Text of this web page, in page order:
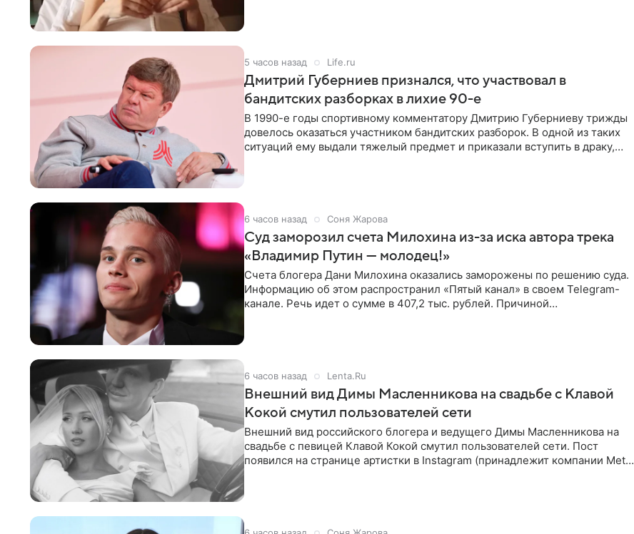
5 часов назад Life.ru
Дмитрий Губерниев признался, что участвовал в
бандитских разборках в лихие 90-е
В 1990-е годы спортивному комментатору Дмитрию Губерниеву трижды
довелось оказаться участником бандитских разборок. В одной из таких
ситуаций ему выдали тяжелый предмет и приказали вступить в драку,
6 часов назад Соня Жарова
Суд заморозил счета Милохина из-за иска автора трека
«Владимир Путин — молодец!»
Счета блогера Дани Милохина оказались заморожены по решению суда.
Информацию об этом распространил «Пятый канал» в своем Telegram-
канале. Речь идет о сумме в 407,2 тыс. рублей. Причиной
6 часов назад Lenta.Ru
Внешний вид Димы Масленникова на свадьбе с Клавой
Кокой смутил пользователей сети
Внешний вид российского блогера и ведущего Димы Масленникова на
свадьбе с певицей Клавой Кокой смутил пользователей сети. Пост
появился на странице артистки в Instagram (принадлежит компании Meta,